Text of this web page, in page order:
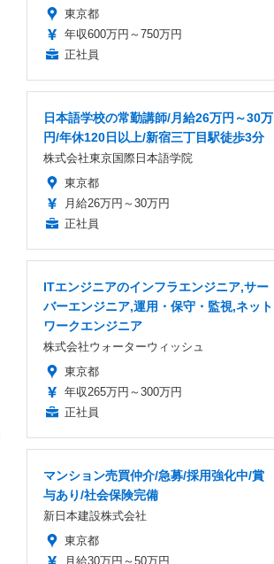
東京都
年収600万円～750万円
正社員
日本語学校の常勤講師/月給26万円～30万
円/年休120日以上/新宿三丁目駅徒歩3分
株式会社東京国際日本語学院
東京都
月給26万円～30万円
正社員
ITエンジニアのインフラエンジニア,サー
バーエンジニア,運用・保守・監視,ネット
ワークエンジニア
株式会社ウォーターウィッシュ
東京都
年収265万円～300万円
正社員
マンション売買仲介/急募/採用強化中/賞
与あり/社会保険完備
新日本建設株式会社
東京都
月給30万円～50万円